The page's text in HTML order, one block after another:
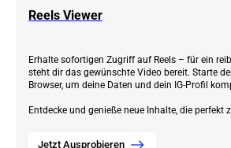
Reels Viewer
Erhalte sofortigen Zugriff auf Reels – für ein
steht dir das gewünschte Video bereit. Starte
Browser, um deine Daten und dein IG-Profil
Entdecke und genieße neue Inhalte, die
Jetzt Ausprobieren